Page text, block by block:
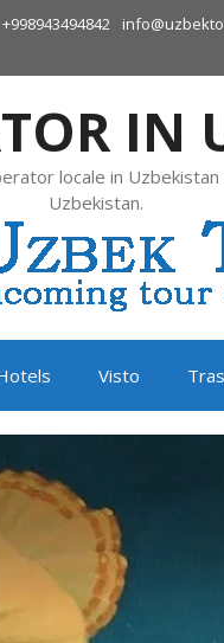
+998943494842
IN
locale in
Uzbekistan.
Visto